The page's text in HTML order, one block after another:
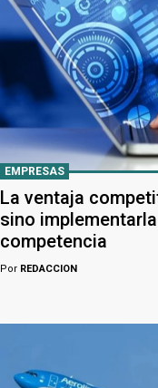
EMPRESAS
La ventaja
sino
competencia
Por REDACCION